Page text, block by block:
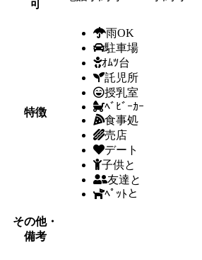
可
特徴
雨OK
駐車場
ｵﾑﾂ台
託児所
授乳室
ﾍﾞﾋﾞｰｶｰ
食事処
売店
デート
子供と
友達と
ﾍﾟｯﾄと
その他・
備考